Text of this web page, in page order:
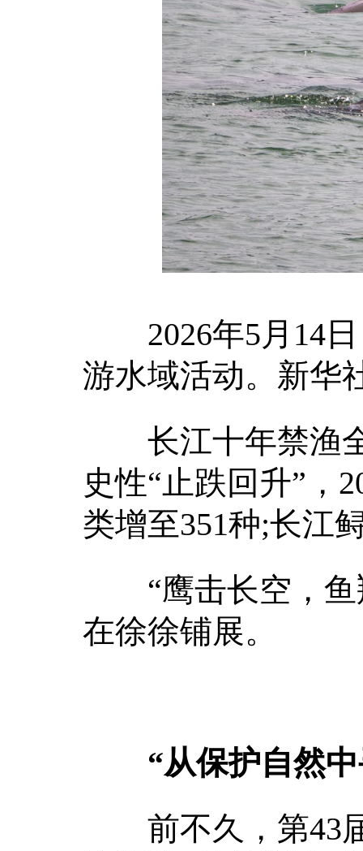
2026年5月14日
游水域活动。新华
长江十年禁渔全
史性“止跌回升”，
类增至351种;长江
“鹰击长空，鱼
在徐徐铺展。
“从保护自然
前不久，第43届